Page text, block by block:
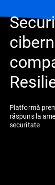
Platformă
răspuns la
securitate